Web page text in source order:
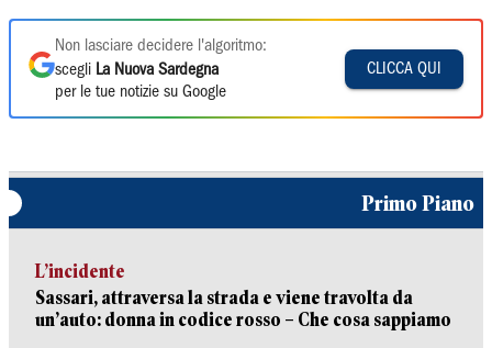
Non lasciare decidere l'algoritmo:
scegli La Nuova Sardegna
per le tue notizie su Google
CLICCA QUI
Primo Piano
L’incidente
Sassari, attraversa la strada e viene travolta da
un’auto: donna in codice rosso – Che cosa sappiamo